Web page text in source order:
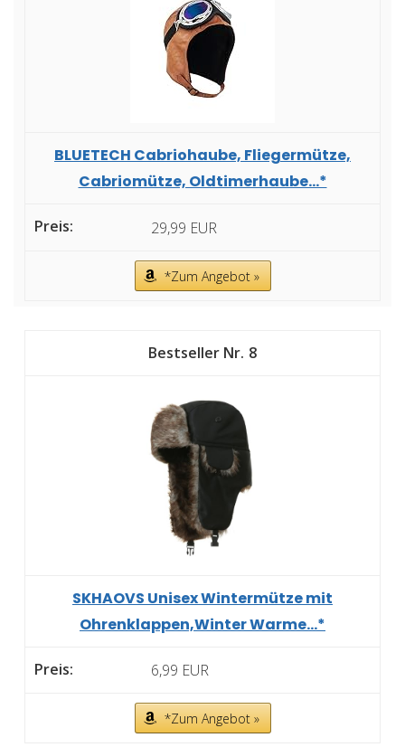
BLUETECH Cabriohaube, Fliegermütze,
Cabriomütze, Oldtimerhaube...*
29,99 EUR
*Zum Angebot »
8
SKHAOVS Unisex Wintermütze mit
Ohrenklappen,Winter Warme...*
6,99 EUR
*Zum Angebot »